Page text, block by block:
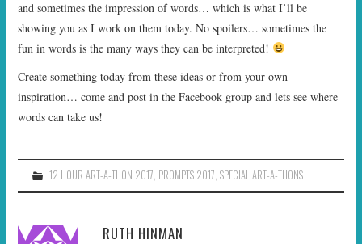
and sometimes the impression of words… which is what I’ll be
showing you as I work on them today. No spoilers… sometimes the
fun in words is the many ways they can be interpreted!
Create something today from these ideas or from your own
inspiration… come and post in the Facebook group and lets see where
words can take us!
12 HOUR ART-A-THON 2017, PROMPTS 2017, SPECIAL ART-A-THONS
RUTH HINMAN